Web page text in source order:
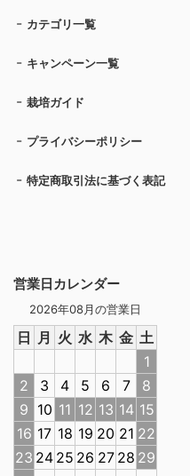
営業日カレンダー
2026年08月の営業日
日 月 火 水 木 金 土
1
2
3 4 5 6 7
8
9 10 11 12 13 14 15
16 17 18 19 20 21 22
23 24 25 26 27 28 29
カテゴリ一覧
キャンペーン一覧
栽培ガイド
プライバシーポリシー
特定商取引法に基づく表記